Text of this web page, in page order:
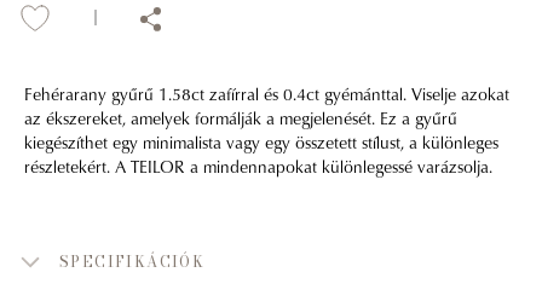
Fehérarany gyűrű 1.58ct zafírral és 0.4ct gyémánttal. Viselje azokat
az ékszereket, amelyek formálják a megjelenését. Ez a gyűrű
kiegészíthet egy minimalista vagy egy összetett stílust, a különleges
részletekért. A TEILOR a mindennapokat különlegessé varázsolja.
SPECIFIKÁCIÓK